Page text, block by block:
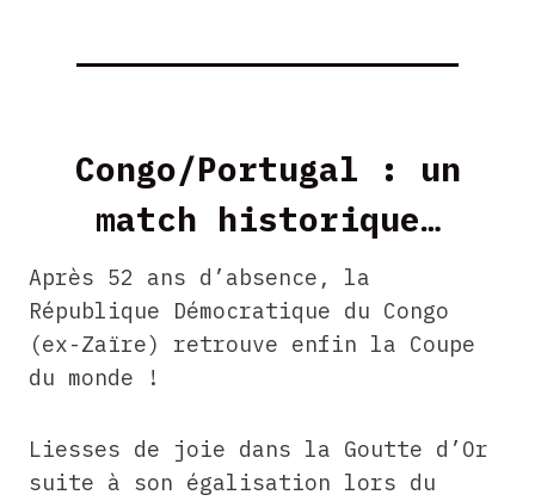
Congo/Portugal : un
match historique…
Après 52 ans d’absence, la
République Démocratique du Congo
(ex-Zaïre) retrouve enfin la Coupe
du monde !
Liesses de joie dans la Goutte d’Or
suite à son égalisation lors du